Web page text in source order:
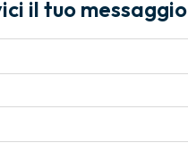
il tuo messaggio